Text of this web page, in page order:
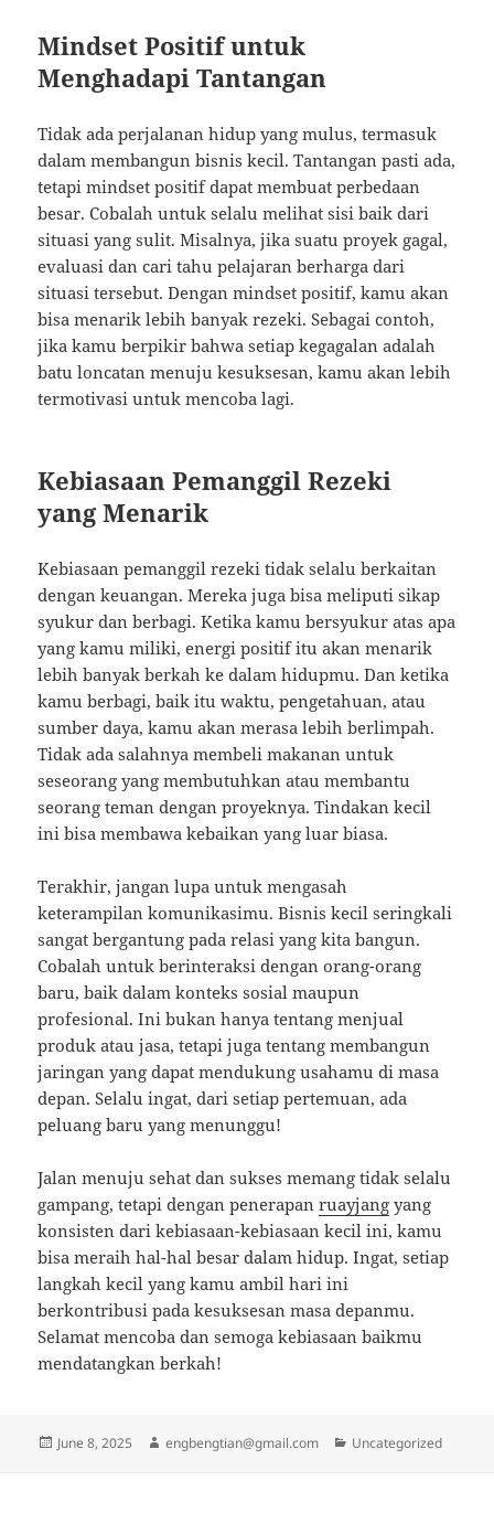
Mindset Positif untuk
Menghadapi Tantangan
Tidak ada perjalanan hidup yang mulus, termasuk
dalam membangun bisnis kecil. Tantangan pasti ada,
tetapi mindset positif dapat membuat perbedaan
besar. Cobalah untuk selalu melihat sisi baik dari
situasi yang sulit. Misalnya, jika suatu proyek gagal,
evaluasi dan cari tahu pelajaran berharga dari
situasi tersebut. Dengan mindset positif, kamu akan
bisa menarik lebih banyak rezeki. Sebagai contoh,
jika kamu berpikir bahwa setiap kegagalan adalah
batu loncatan menuju kesuksesan, kamu akan lebih
termotivasi untuk mencoba lagi.
Kebiasaan Pemanggil Rezeki
yang Menarik
Kebiasaan pemanggil rezeki tidak selalu berkaitan
dengan keuangan. Mereka juga bisa meliputi sikap
syukur dan berbagi. Ketika kamu bersyukur atas apa
yang kamu miliki, energi positif itu akan menarik
lebih banyak berkah ke dalam hidupmu. Dan ketika
kamu berbagi, baik itu waktu, pengetahuan, atau
sumber daya, kamu akan merasa lebih berlimpah.
Tidak ada salahnya membeli makanan untuk
seseorang yang membutuhkan atau membantu
seorang teman dengan proyeknya. Tindakan kecil
ini bisa membawa kebaikan yang luar biasa.
Terakhir, jangan lupa untuk mengasah
keterampilan komunikasimu. Bisnis kecil seringkali
sangat bergantung pada relasi yang kita bangun.
Cobalah untuk berinteraksi dengan orang-orang
baru, baik dalam konteks sosial maupun
profesional. Ini bukan hanya tentang menjual
produk atau jasa, tetapi juga tentang membangun
jaringan yang dapat mendukung usahamu di masa
depan. Selalu ingat, dari setiap pertemuan, ada
peluang baru yang menunggu!
Jalan menuju sehat dan sukses memang tidak selalu
gampang, tetapi dengan penerapanruayjang yang
konsisten dari kebiasaan-kebiasaan kecil ini, kamu
bisa meraih hal-hal besar dalam hidup. Ingat, setiap
langkah kecil yang kamu ambil hari ini
berkontribusi pada kesuksesan masa depanmu.
Selamat mencoba dan semoga kebiasaan baikmu
mendatangkan berkah!
Posted
June 8, 2025 Author
engbengtian@gmail.com Categories
Uncategorized